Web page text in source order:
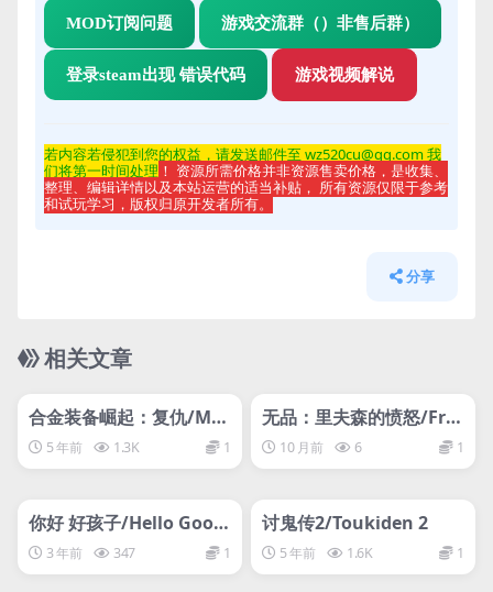
MOD订阅问题 游戏交流群（）非售后群）
登录steam出现 错误代码 游戏视频解说
若内容若侵犯到您的权益，请发送邮件至 wz520cu@qq.com 我
们将第一时间处理 ！ 资源所需价格并非资源售卖价格，是收集、
整理、编辑详情以及本站运营的适当补贴， 所有资源仅限于参考
和试玩学习，版权归原开发者所有。
分享
相关文章
网盘下载游戏
合金装备崛起：复仇/Met
al Gear Rising Revenge
ance
5 年前 1.3K 1
网盘下载游戏
无品：里夫森的愤怒/Fret
less – The Wrath of Riff
son
10 月前 6 1
网盘下载游戏
你好 好孩子/Hello Good
boy3 年前 347 1
网盘下载游戏
讨鬼传2/Toukiden 2
5 年前 1.6K 1